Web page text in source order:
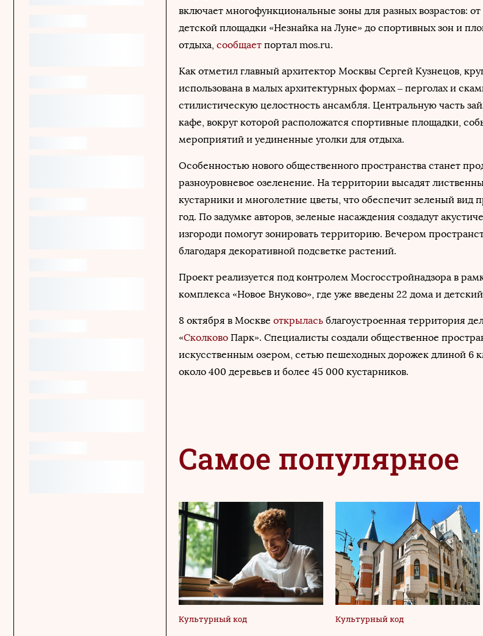
включает многофункциональные зоны для разных возрастов:
детской площадки «Незнайка на Луне» до спортивных зон и
отдыха, сообщает портал mos.ru.
Как отметил главный архитектор Москвы Сергей Кузнецов,
использована в малых архитектурных формах – перголах и
стилистическую целостность ансамбля. Центральную часть
кафе, вокруг которой расположатся спортивные площадки,
мероприятий и уединенные уголки для отдыха.
Особенностью нового общественного пространства станет
разноуровневое озеленение. На территории высадят
кустарники и многолетние цветы, что обеспечит зеленый вид
год. По задумке авторов, зеленые насаждения создадут
изгороди помогут зонировать территорию. Вечером
благодаря декоративной подсветке растений.
Проект реализуется под контролем Мосгосстройнадзора в
комплекса «Новое Внуково», где уже введены 22 дома и
8 октября в Москве открылась благоустроенная территория
«Сколково Парк». Специалисты создали общественное
искусственным озером, сетью пешеходных дорожек длиной 6
около 400 деревьев и более 45 000 кустарников.
Самое популярное
Культурный код Культурный код